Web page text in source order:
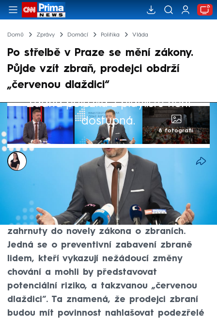
Domů Zprávy Domácí Politika Vláda
Po střelbě v Praze se mění zákony.
Půjde vzít zbraň, prodejci obdrží
„červenou dlaždici“
Žádná položka z playlistu není
dostupná.
8 fotografií
Monika Kabourková
24. dub 2024, 15:27
V reakci na tragickou střelbu na Filozofické
fakultě v Praze z prosince minulého roku
vláda představila dvě úpravy, které budou
zahrnuty do novely zákona o zbraních.
Jedná se o preventivní zabavení zbraně
lidem, kteří vykazují nežádoucí změny
chování a mohli by představovat
potenciální riziko, a takzvanou „červenou
dlaždici“. Ta znamená, že prodejci zbraní
budou mít povinnost nahlašovat podezřelé